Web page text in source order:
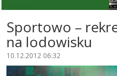
Sportowo –
na lodowisku
10.12.2012 06:32